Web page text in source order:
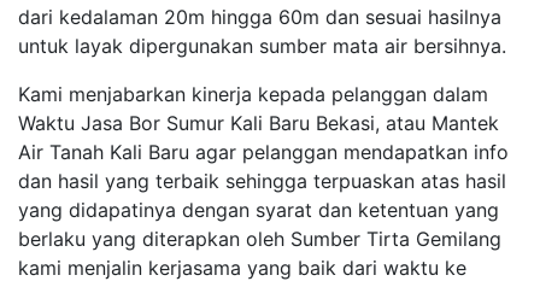
dari kedalaman 20m hingga 60m dan sesuai hasilnya
untuk layak dipergunakan sumber mata air bersihnya.
Kami menjabarkan kinerja kepada pelanggan dalam
Waktu Jasa Bor Sumur Kali Baru Bekasi, atau Mantek
Air Tanah Kali Baru agar pelanggan mendapatkan info
dan hasil yang terbaik sehingga terpuaskan atas hasil
yang didapatinya dengan syarat dan ketentuan yang
berlaku yang diterapkan oleh Sumber Tirta Gemilang
kami menjalin kerjasama yang baik dari waktu ke